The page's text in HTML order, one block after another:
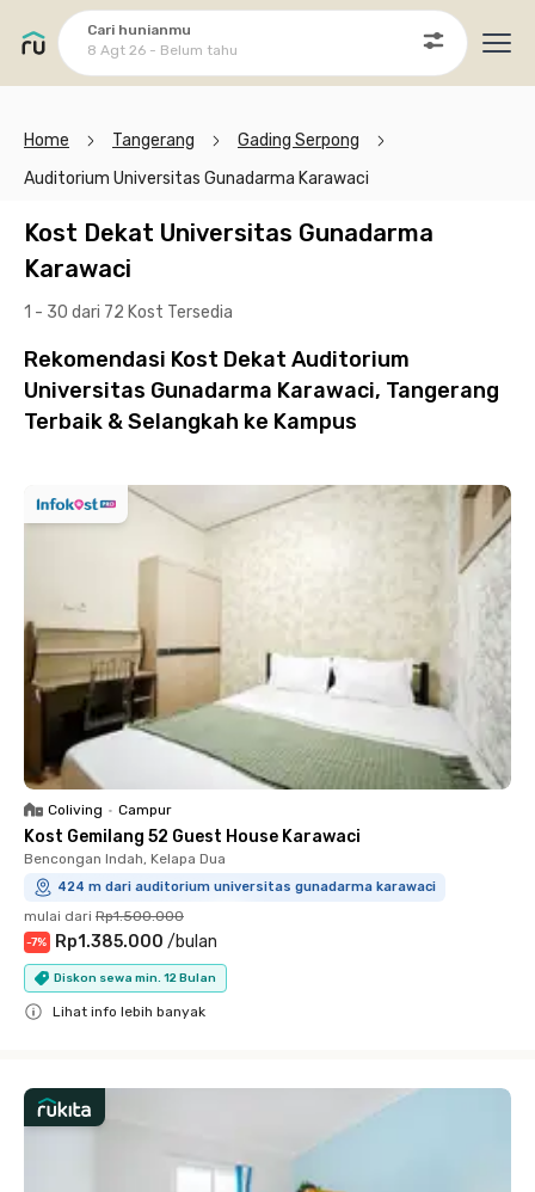
Cari hunianmu
8 Agt 26 - Belum tahu
Home Tangerang
Gading Serpong
Auditorium Universitas Gunadarma Karawaci
Kost Dekat Universitas Gunadarma
Karawaci
1 - 30 dari 72 Kost Tersedia
Rekomendasi Kost Dekat Auditorium
Universitas Gunadarma Karawaci, Tangerang
Terbaik & Selangkah ke Kampus
Coliving • Campur
Kost Gemilang 52 Guest House Karawaci
Bencongan Indah, Kelapa Dua
424 m dari auditorium universitas gunadarma karawaci
mulai dari Rp1.500.000
-7% Rp1.385.000 /bulan
Diskon sewa min. 12 Bulan
Lihat info lebih banyak